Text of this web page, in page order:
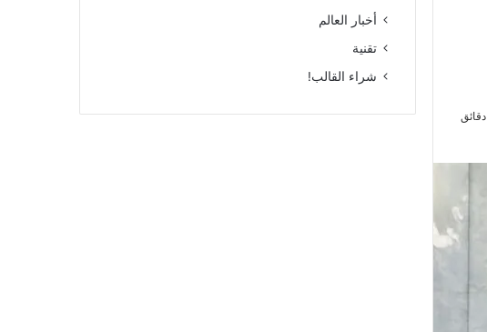
أخبار العالم
تقنية
شراء القالب!